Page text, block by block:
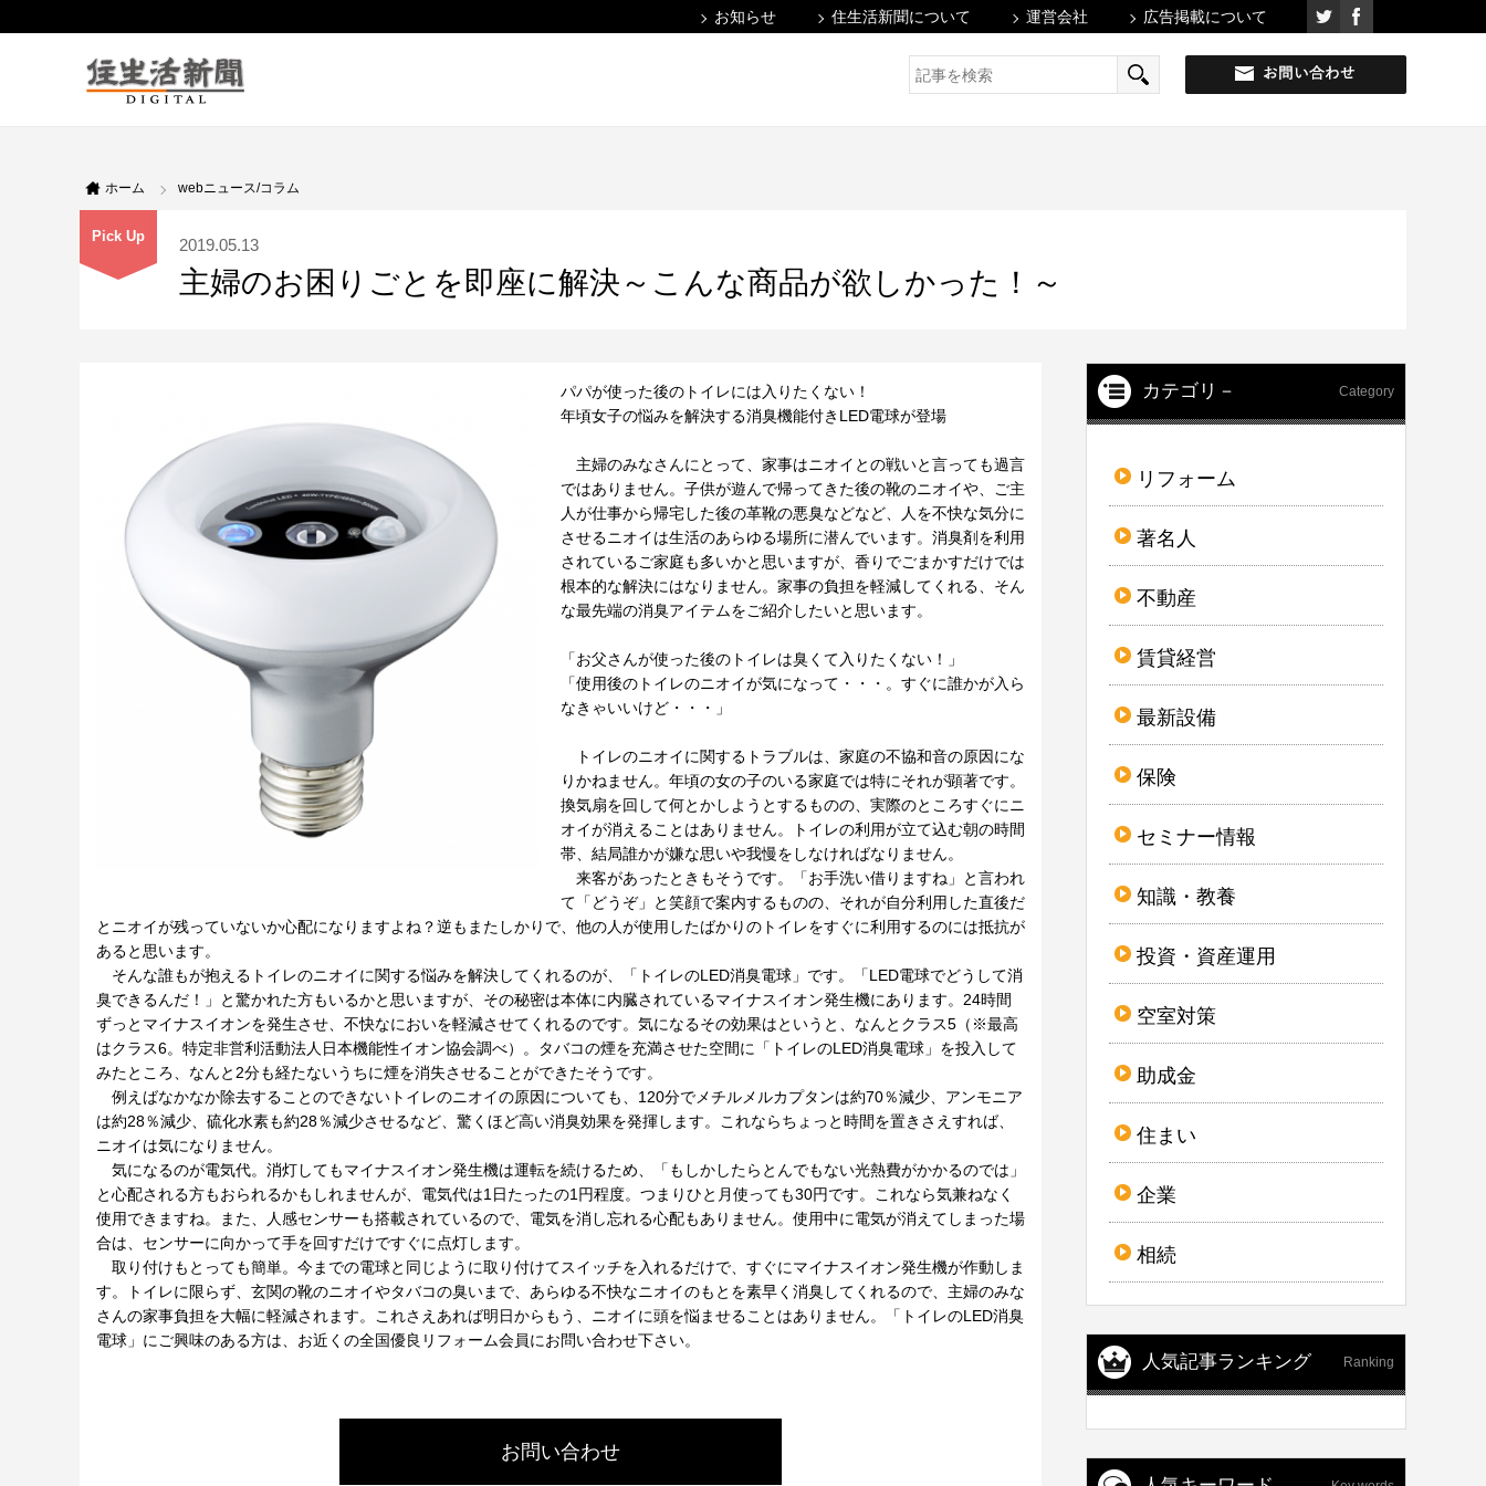
お知らせ 住生活新聞について 運営会社 広告掲載について
ホーム webニュース/コラム
Pick Up 2019.05.13
主婦のお困りごとを即座に解決～こんな商品が欲しかった！～
パパが使った後のトイレには入りたくない！
年頃女子の悩みを解決する消臭機能付きLED電球が登場
主婦のみなさんにとって、家事はニオイとの戦いと言っても過言
ではありません。子供が遊んで帰ってきた後の靴のニオイや、ご主
人が仕事から帰宅した後の革靴の悪臭などなど、人を不快な気分に
させるニオイは生活のあらゆる場所に潜んでいます。消臭剤を利用
されているご家庭も多いかと思いますが、香りでごまかすだけでは
根本的な解決にはなりません。家事の負担を軽減してくれる、そん
な最先端の消臭アイテムをご紹介したいと思います。
「お父さんが使った後のトイレは臭くて入りたくない！」
「使用後のトイレのニオイが気になって・・・。すぐに誰かが入ら
なきゃいいけど・・・」
トイレのニオイに関するトラブルは、家庭の不協和音の原因にな
りかねません。年頃の女の子のいる家庭では特にそれが顕著です。
換気扇を回して何とかしようとするものの、実際のところすぐにニ
オイが消えることはありません。トイレの利用が立て込む朝の時間
帯、結局誰かが嫌な思いや我慢をしなければなりません。
来客があったときもそうです。「お手洗い借りますね」と言われ
て「どうぞ」と笑顔で案内するものの、それが自分利用した直後だ
とニオイが残っていないか心配になりますよね？逆もまたしかりで、他の人が使用したばかりのトイレをすぐに利用するのには抵抗が
あると思います。
そんな誰もが抱えるトイレのニオイに関する悩みを解決してくれるのが、「トイレのLED消臭電球」です。「LED電球でどうして消
臭できるんだ！」と驚かれた方もいるかと思いますが、その秘密は本体に内臓されているマイナスイオン発生機にあります。24時間
ずっとマイナスイオンを発生させ、不快なにおいを軽減させてくれるのです。気になるその効果はというと、なんとクラス5（※最高
はクラス6。特定非営利活動法人日本機能性イオン協会調べ）。タバコの煙を充満させた空間に「トイレのLED消臭電球」を投入して
みたところ、なんと2分も経たないうちに煙を消失させることができたそうです。
例えばなかなか除去することのできないトイレのニオイの原因についても、120分でメチルメルカプタンは約70％減少、アンモニア
は約28％減少、硫化水素も約28％減少させるなど、驚くほど高い消臭効果を発揮します。これならちょっと時間を置きさえすれば、
ニオイは気になりません。
気になるのが電気代。消灯してもマイナスイオン発生機は運転を続けるため、「もしかしたらとんでもない光熱費がかかるのでは」
と心配される方もおられるかもしれませんが、電気代は1日たったの1円程度。つまりひと月使っても30円です。これなら気兼ねなく
使用できますね。また、人感センサーも搭載されているので、電気を消し忘れる心配もありません。使用中に電気が消えてしまった場
合は、センサーに向かって手を回すだけですぐに点灯します。
取り付けもとっても簡単。今までの電球と同じように取り付けてスイッチを入れるだけで、すぐにマイナスイオン発生機が作動しま
す。トイレに限らず、玄関の靴のニオイやタバコの臭いまで、あらゆる不快なニオイのもとを素早く消臭してくれるので、主婦のみな
さんの家事負担を大幅に軽減されます。これさえあれば明日からもう、ニオイに頭を悩ませることはありません。「トイレのLED消臭
電球」にご興味のある方は、お近くの全国優良リフォーム会員にお問い合わせ下さい。
お問い合わせ
カテゴリ－ Category
リフォーム
著名人
不動産
賃貸経営
最新設備
保険
セミナー情報
知識・教養
投資・資産運用
空室対策
助成金
住まい
企業
相続
人気記事ランキング Ranking